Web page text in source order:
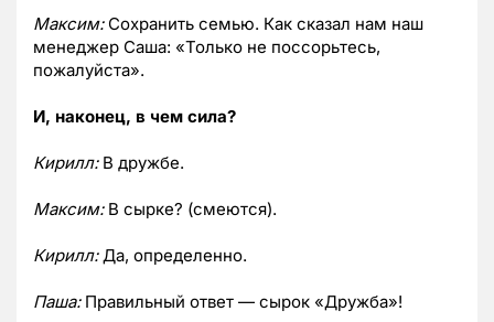
Максим:Сохранить семью. Как сказал нам наш
менеджер Саша: «Только не поссорьтесь,
пожалуйста».
И, наконец, в чем сила?
Кирилл:В дружбе.
Максим:В сырке? (смеются).
Кирилл:Да, определенно.
Паша:Правильный ответ — сырок «Дружба»!